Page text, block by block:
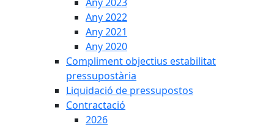
Any 2022
Any 2021
Any 2020
Compliment objectius estabilitat
pressupostària
Liquidació de pressupostos
Contractació
2026